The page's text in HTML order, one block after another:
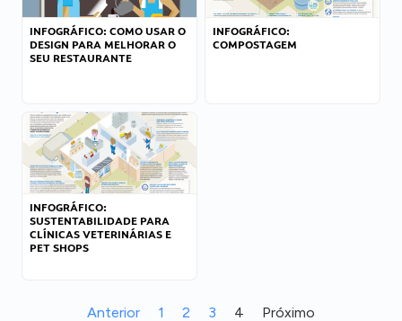
INFOGRÁFICO: COMO USAR O
DESIGN PARA MELHORAR O
SEU RESTAURANTE
INFOGRÁFICO:
COMPOSTAGEM
INFOGRÁFICO:
SUSTENTABILIDADE PARA
CLÍNICAS VETERINÁRIAS E
PET SHOPS
Anterior 1 2 3 4 Próximo